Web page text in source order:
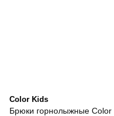
Color Kids
Брюки горнолыжные Color